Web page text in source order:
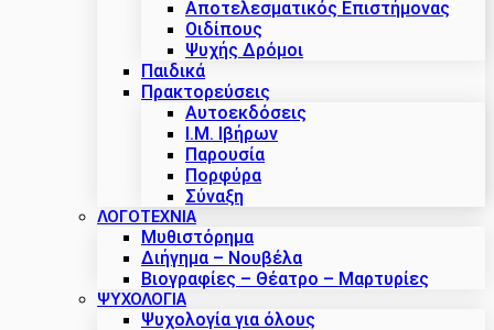
Αποτελεσματικός Επιστήμονας
Οιδίπους
Ψυχής Δρόμοι
Παιδικά
Πρακτoρεύσεις
Αυτοεκδόσεις
Ι.Μ. Ιβήρων
Παρουσία
Πορφύρα
Σύναξη
ΛΟΓΟΤΕΧΝΙΑ
Μυθιστόρημα
Διήγημα – Νουβέλα
Βιογραφίες – Θέατρο – Μαρτυρίες
ΨΥΧΟΛΟΓΙΑ
Ψυχολογία για όλους